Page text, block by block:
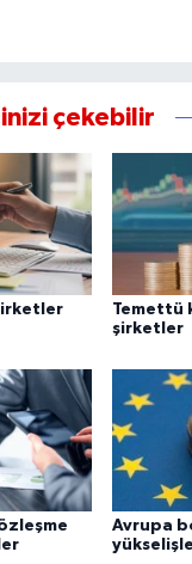
çekebilir
Temettü
şirketler
Avrupa